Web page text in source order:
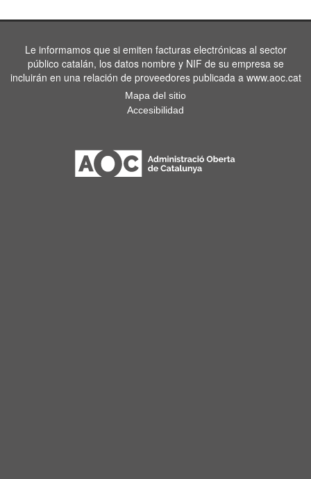
Le informamos que si emiten facturas electrónicas al sector
público catalán, los datos nombre y NIF de su empresa se
incluirán en una relación de proveedores publicada a www.aoc.cat
Mapa del sitio
Accesibilidad